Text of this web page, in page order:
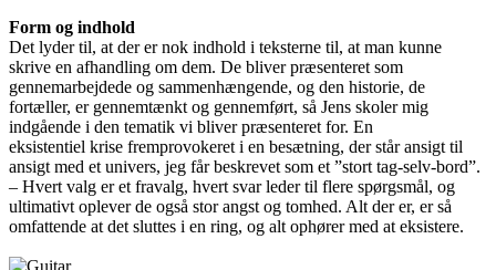
Form og indhold
Det lyder til, at der er nok indhold i teksterne til, at man kunne
skrive en afhandling om dem. De bliver præsenteret som
gennemarbejdede og sammenhængende, og den historie, de
fortæller, er gennemtænkt og gennemført, så Jens skoler mig
indgående i den tematik vi bliver præsenteret for. En
eksistentiel krise fremprovokeret i en besætning, der står ansigt til
ansigt med et univers, jeg får beskrevet som et ”stort tag-selv-bord”.
– Hvert valg er et fravalg, hvert svar leder til flere spørgsmål, og
ultimativt oplever de også stor angst og tomhed. Alt der er, er så
omfattende at det sluttes i en ring, og alt ophører med at eksistere.